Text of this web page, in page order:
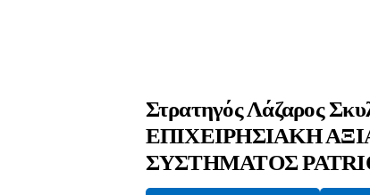
Στρατηγός Λάζαρος
ΕΠΙΧΕΙΡΗΣΙΑΚΗ
ΣΥΣΤΗΜΑΤΟΣ